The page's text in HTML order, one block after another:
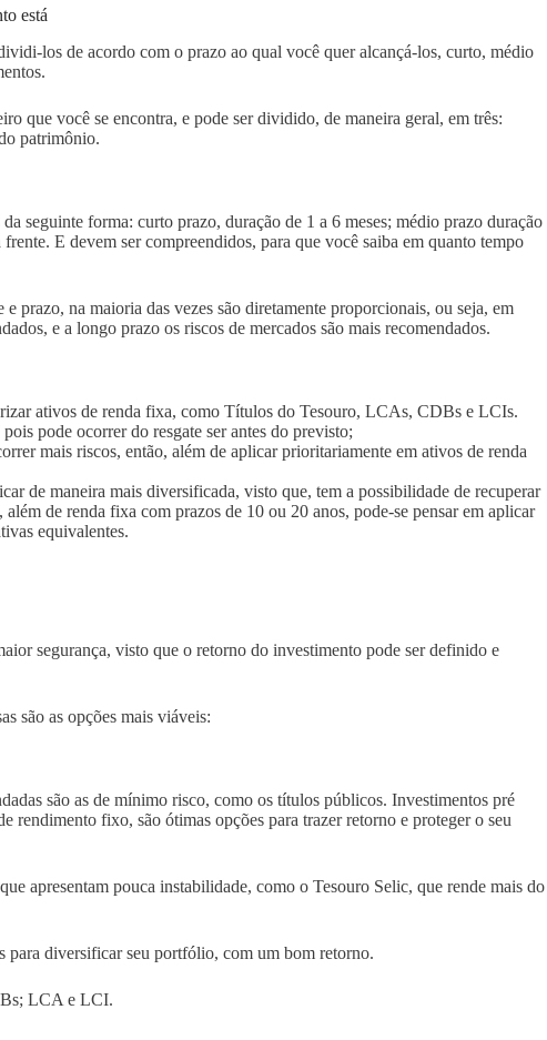
está
los de acordo com o prazo ao qual você quer alcançá-los, curto, médio
que você se encontra, e pode ser dividido, de maneira geral, em três:
patrimônio.
seguinte forma: curto prazo, duração de 1 a 6 meses; médio prazo duração
E devem ser compreendidos, para que você saiba em quanto tempo
prazo, na maioria das vezes são diretamente proporcionais, ou seja, em
e a longo prazo os riscos de mercados são mais recomendados.
ativos de renda fixa, como Títulos do Tesouro, LCAs, CDBs e LCIs.
pode ocorrer do resgate ser antes do previsto;
mais riscos, então, além de aplicar prioritariamente em ativos de renda
de maneira mais diversificada, visto que, tem a possibilidade de recuperar
de renda fixa com prazos de 10 ou 20 anos, pode-se pensar em aplicar
equivalentes.
segurança, visto que o retorno do investimento pode ser definido e
são as opções mais viáveis:
são as de mínimo risco, como os títulos públicos. Investimentos pré
rendimento fixo, são ótimas opções para trazer retorno e proteger o seu
apresentam pouca instabilidade, como o Tesouro Selic, que rende mais do
para diversificar seu portfólio, com um bom retorno.
LCA e LCI.